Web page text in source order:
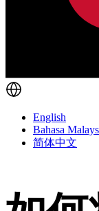
English
Bahasa
简体中文